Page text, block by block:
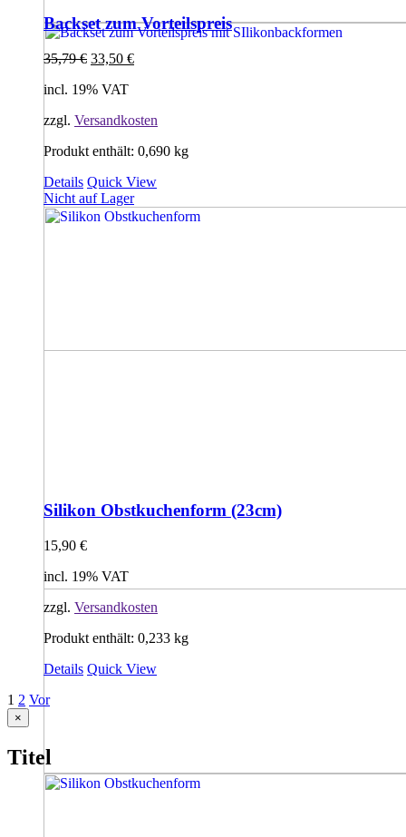
Backset zum Vorteilspreis
35,79€ 33,50 €
incl. 19% VAT
zzgl. Versandkosten
Produkt enthält: 0,690 kg
Details Quick View
Nicht auf Lager
Silikon Obstkuchenform (23cm)
15,90 €
incl. 19% VAT
zzgl. Versandkosten
Produkt enthält: 0,233 kg
Details Quick View
1 2 Vor
Close
product
view
×
Titel